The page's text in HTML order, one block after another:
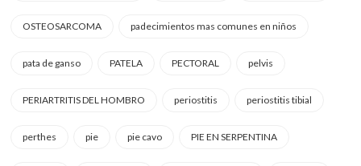
OSTEOSARCOMA padecimientos mas comunes en niños
pata de ganso PATELA PECTORAL pelvis
PERIARTRITIS DEL HOMBRO periostitis periostitis tibial
perthes pie pie cavo PIE EN SERPENTINA